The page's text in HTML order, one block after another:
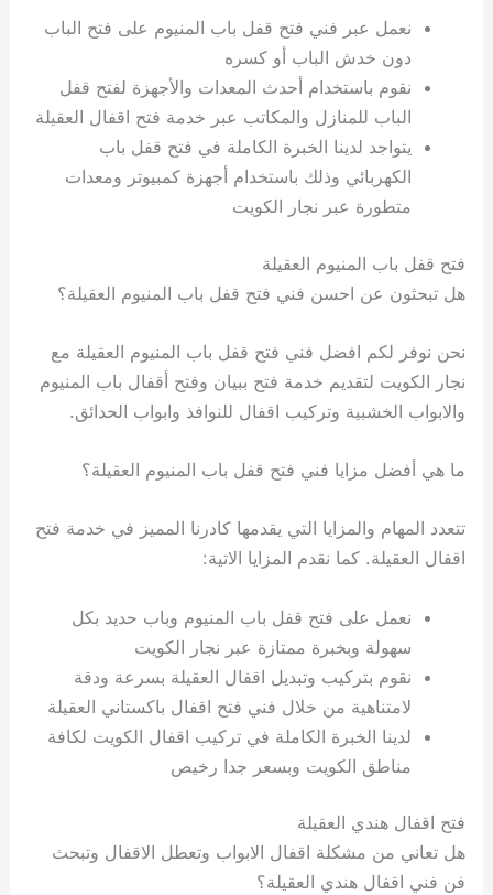
نعمل عبر فني فتح قفل باب المنيوم على فتح الباب
دون خدش الباب أو كسره
نقوم باستخدام أحدث المعدات والأجهزة لفتح قفل
الباب للمنازل والمكاتب عبر خدمة فتح اقفال العقيلة
يتواجد لدينا الخبرة الكاملة في فتح قفل باب
الكهربائي وذلك باستخدام أجهزة كمبيوتر ومعدات
متطورة عبر نجار الكويت
فتح قفل باب المنيوم العقيلة
هل تبحثون عن احسن فني فتح قفل باب المنيوم العقيلة؟
نحن نوفر لكم افضل فني فتح قفل باب المنيوم العقيلة مع
نجار الكويت لتقديم خدمة فتح ببيان وفتح أقفال باب المنيوم
والابواب الخشبية وتركيب اقفال للنوافذ وابواب الحدائق.
ما هي أفضل مزايا فني فتح قفل باب المنيوم العقيلة؟
تتعدد المهام والمزايا التي يقدمها كادرنا المميز في خدمة فتح
اقفال العقيلة. كما نقدم المزايا الاتية:
نعمل على فتح قفل باب المنيوم وباب حديد بكل
سهولة وبخبرة ممتازة عبر نجار الكويت
نقوم بتركيب وتبديل اقفال العقيلة بسرعة ودقة
لامتناهية من خلال فني فتح اقفال باكستاني العقيلة
لدينا الخبرة الكاملة في تركيب اقفال الكويت لكافة
مناطق الكويت وبسعر جدا رخيص
فتح اقفال هندي العقيلة
هل تعاني من مشكلة اقفال الابواب وتعطل الاقفال وتبحث
فن فني اقفال هندي العقيلة؟